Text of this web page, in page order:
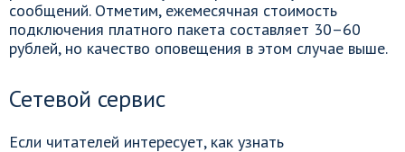
сообщений. Отметим, ежемесячная стоимость
подключения платного пакета составляет 30–60
рублей, но качество оповещения в этом случае выше.
Сетевой сервис
Если читателей интересует, как узнать